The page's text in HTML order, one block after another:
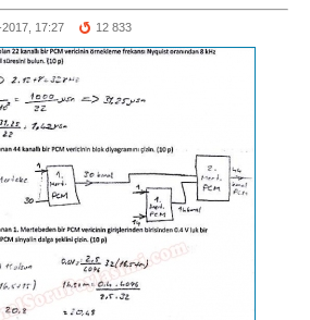
2017, 17:27 12 833